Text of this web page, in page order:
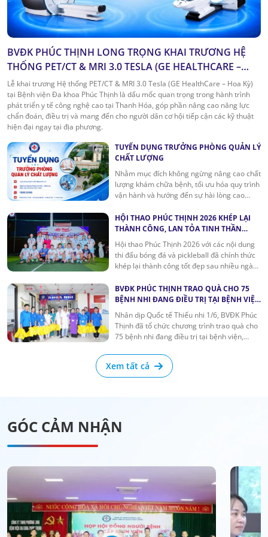
BVĐK PHÚC THỊNH LONG TRỌNG KHAI TRƯƠNG HỆ
THỐNG PET/CT & MRI 3.0 TESLA (GE HEALTHCARE –
HOA KỲ): DẤU MỐC QUAN TRỌNG CỦA Y TẾ THANH
HÓA
Lễ khai trương Hệ thống PET/CT & MRI 3.0 Tesla (GE HealthCare – Hoa Kỳ)
tại Bệnh viện Đa khoa Phúc Thịnh là dấu mốc quan trọng trong hành trình
phát triển y tế công nghệ cao tại Thanh Hóa, góp phần nâng cao năng lực
chẩn đoán, điều trị và mang đến cho người dân cơ hội tiếp cận các kỹ thuật
hiện đại ngay tại địa phương.
TUYỂN DỤNG TRƯỞNG PHÒNG QUẢN LÝ
CHẤT LƯỢNG
Nhằm mục đích không ngừng nâng cao chất
lượng khám chữa bệnh, tối ưu hóa quy trình
vận hành và hướng đến sự hài lòng cao
tuyển dụng vị trí: Trưởng phòng Quản lý
chất lượng.
HỘI THAO PHÚC THỊNH 2026 KHÉP LẠI
THÀNH CÔNG, LAN TỎA TINH THẦN
ĐOÀN KẾT
Hội thao Phúc Thịnh 2026 với các nội dung
thi đấu bóng đá và pickleball đã chính thức
khép lại thành công tốt đẹp sau nhiều ngày
sân chơi thể thao lành mạnh mà còn góp
phần tăng cường giao lưu, đoàn kết giữa
tham gia.
BVĐK PHÚC THỊNH TRAO QUÀ CHO 75
BỆNH NHI ĐANG ĐIỀU TRỊ TẠI BỆNH VIỆN
NHÂN NGÀY QUỐC TẾ THIẾU NHI 1/6
Nhân dịp Quốc tế Thiếu nhi 1/6, BVĐK Phúc
Thịnh đã tổ chức chương trình trao quà cho
75 bệnh nhi đang điều trị tại bệnh viện,
lời chúc tốt đẹp tới các em trong ngày Tết
Thiếu nhi.
Xem tất cả
GÓC CẢM NHẬN